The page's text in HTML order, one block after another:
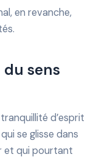
en revanche,
sens
d’esprit
se glisse dans
et qui pourtant